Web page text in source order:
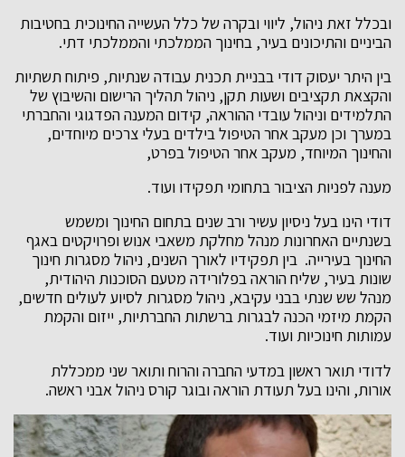
ובכלל זאת ניהול, ליווי ובקרה של כלל העשייה החינוכית בחטיבות
הביניים והתיכונים בעיר, בחינוך הממלכתי והממלכתי דתי.
בין היתר יעסוק דודי בבניית תכנית עבודה שנתיות, פיתוח תשתיות
והקצאת תקציבים ושעות תקן, ניהול תהליך הרישום והשיבוץ של
התלמידים וניהול עובדי ההוראה, קידום המענה הפדגוגי והחברתי
במערך וכן מעקב אחר הטיפול בילדים בעלי צרכים מיוחדים,
והחינוך המיוחד, מעקב אחר הטיפול בפרט,
מענה לפניות הציבור בתחומי תפקידו ועוד.
דודי הינו בעל ניסיון עשיר ורב שנים בתחום החינוך ומשמש
בשנתיים האחרונות מנהל מחלקת משאבי אנוש ופרויקטים באגף
החינוך בעירייה. בין תפקידיו לאורך השנים, ניהול מסגרות חינוך
שונות בעיר, שליח הוראה בפלורידה מטעם הסוכנות היהודית,
מנהל שש שנתי בבני עקיבא, ניהול מסגרות לסיוע לעולים חדשים,
הקמת מיזמי הכנה לבגרות ברשתות החברתיות, ייזום והקמת
עמותות חינוכיות ועוד.
לדודי תואר ראשון במדעי החברה והרוח ותואר שני ממכללת
אורות, והינו בעל תעודת הוראה ובוגר קורס ניהול אבני ראשה.